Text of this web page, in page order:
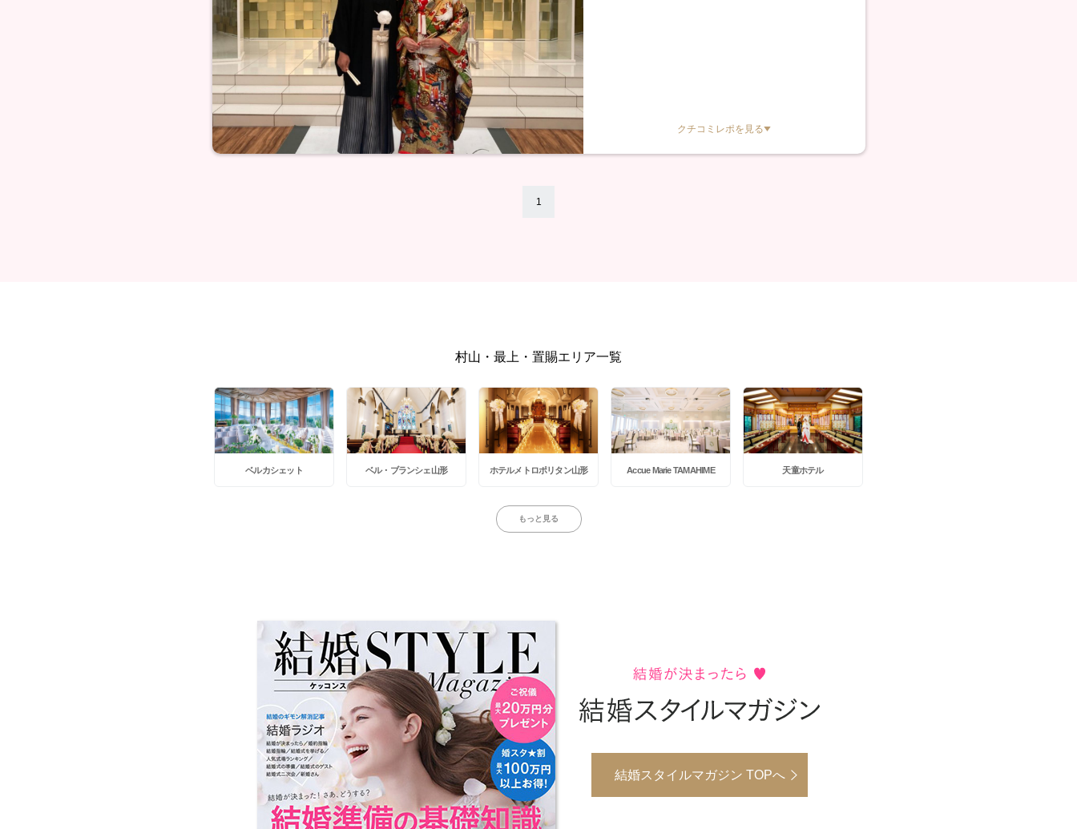
クチコミレポを見る
1
村山・最上・置賜エリア一覧
ベルカシェット ベル・ブランシェ山形 ホテルメトロポリタン山形 Accue Marie TAMAHIME 天童ホテル
もっと見る
結婚スタイルマガジン TOPへ